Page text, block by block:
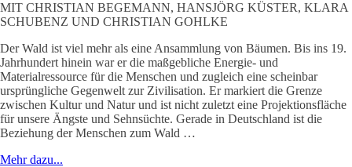
MIT CHRISTIAN BEGEMANN, HANSJÖRG KÜSTER, KLARA
SCHUBENZ UND CHRISTIAN GOHLKE
Der Wald ist viel mehr als eine Ansammlung von Bäumen. Bis ins 19.
Jahrhundert hinein war er die maßgebliche Energie- und
Materialressource für die Menschen und zugleich eine scheinbar
ursprüngliche Gegenwelt zur Zivilisation. Er markiert die Grenze
zwischen Kultur und Natur und ist nicht zuletzt eine Projektionsfläche
für unsere Ängste und Sehnsüchte. Gerade in Deutschland ist die
Beziehung der Menschen zum Wald …
Mehr dazu...